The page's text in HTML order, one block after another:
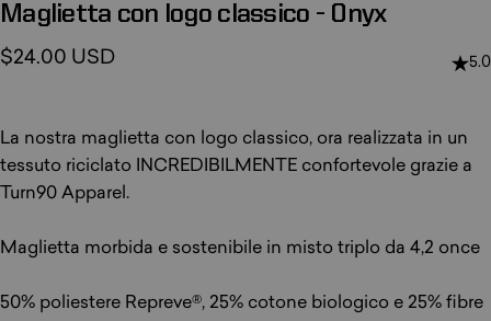
Maglietta con logo classico - Onyx
$24.00 USD 5.0
La nostra maglietta con logo classico, ora realizzata in un
tessuto riciclato INCREDIBILMENTE confortevole grazie a
Turn90 Apparel.
Maglietta morbida e sostenibile in misto triplo da 4,2 once
50% poliestere Repreve®, 25% cotone biologico e 25% fibre